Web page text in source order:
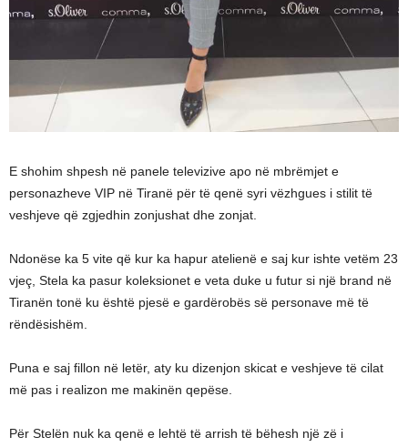
E shohim shpesh në panele televizive apo në mbrëmjet e
personazheve VIP në Tiranë për të qenë syri vëzhgues i stilit të
veshjeve që zgjedhin zonjushat dhe zonjat.
Ndonëse ka 5 vite që kur ka hapur atelienë e saj kur ishte vetëm 23
vjeç, Stela ka pasur koleksionet e veta duke u futur si një brand në
Tiranën tonë ku është pjesë e gardërobës së personave më të
rëndësishëm.
Puna e saj fillon në letër, aty ku dizenjon skicat e veshjeve të cilat
më pas i realizon me makinën qepëse.
Për Stelën nuk ka qenë e lehtë të arrish të bëhesh një zë i